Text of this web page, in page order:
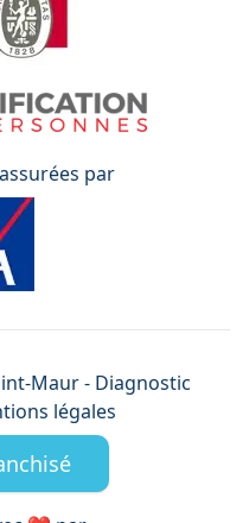
par
Maur- Diagnostic
légales